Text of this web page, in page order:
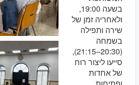
בשעה 19:00,
ולאחריה זמן של
שירה ותפילה
בשמחה
(20:30–21:15),
סייעו ליצור רוח
של אחדות